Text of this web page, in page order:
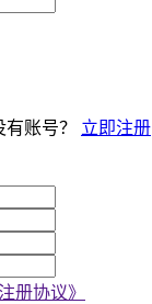
有账号？ 立即注册
注册协议》